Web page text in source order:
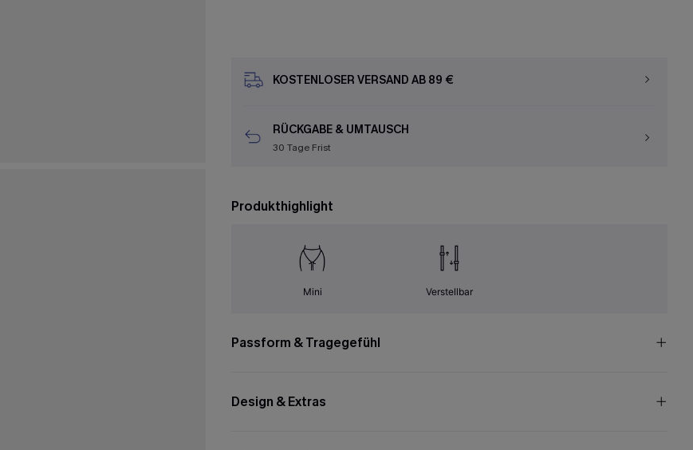
KOSTENLOSER VERSAND AB 89 €
RÜCKGABE & UMTAUSCH
30 Tage Frist
Produkthighlight
Mini Verstellbar
Passform & Tragegefühl
Design & Extras